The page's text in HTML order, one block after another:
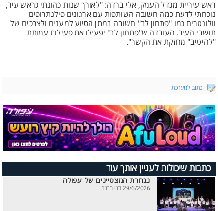
ראש עיריית מגדל העמק, אלי ברדה: "לאורך שנות כהונתי כראש עיר,
נוכחתי לדעת כמה חשובה השותפות עם ארגונים פילנתרופים
וולונטרים כמו "פתחון לב" חשובה במתן הסיוע למענים ולצרכים של
תושבי העיר. העובדה ש"פתחון לב" יפעילו את פעילות עמותת
"להיטיב" מחזקת את הקשר".
כתוב למערכת
כתבות שיכולות לעניין אותך עוד
נבחרת המצטיינים של עפולה
29/6/2026 דני ברנר